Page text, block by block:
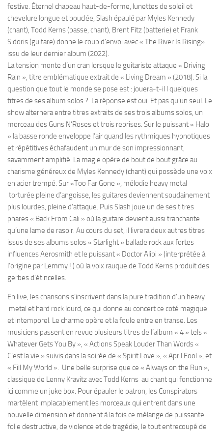
festive. Éternel chapeau haut-de-forme, lunettes de soleil et
chevelure longue et bouclée, Slash épaulé par Myles Kennedy
(chant), Todd Kerns (basse, chant), Brent Fitz (batterie) et Frank
Sidoris (guitare) donne le coup d’envoi avec « The River Is Rising»
issu de leur dernier album (2022).
La tension monte d’un cran lorsque le guitariste attaque « Driving
Rain », titre emblématique extrait de « Living Dream » (2018). Si la
question que tout le monde se pose est : jouera-t-il l quelques
titres de ses album solos ? La réponse est oui. Et pas qu’un seul. Le
show alternera entre titres extraits de ses trois albums solos, un
morceau des Guns N’Roses et trois reprises. Sur le puissant « Halo
» la basse ronde enveloppe l’air quand les rythmiques hypnotiques
et répétitives échafaudent un mur de son impressionnant,
savamment amplifié. La magie opère de bout de bout grâce au
charisme généreux de Myles Kennedy (chant) qui possède une voix
en acier trempé. Sur «Too Far Gone », mélodie heavy metal
torturée pleine d’angoisse, les guitares deviennent soudainement
plus lourdes, pleine d’attaque. Puis Slash joue un de ses titres
phares « Back From Cali » où la guitare devient aussi tranchante
qu’une lame de rasoir. Au cours du set, il livrera deux autres titres
issus de ses albums solos « Starlight » ballade rock aux fortes
influences Aerosmith et le puissant « Doctor Alibi » (interprétée à
l’origine par Lemmy ! ) où la voix rauque de Todd Kerns produit des
gerbes d’étincelles.
En live, les chansons s’inscrivent dans la pure tradition d’un heavy
metal et hard rock lourd, ce qui donne au concert ce coté magique
et intemporel. Le charme opère et la foule entre en transe. Les
musiciens passent en revue plusieurs titres de l’album « 4 » tels «
Whatever Gets You By », « Actions Speak Louder Than Words «
C’est la vie » suivis dans la soirée de « Spirit Love », « April Fool », et
« Fill My World ». Une belle surprise que ce « Always on the Run »,
classique de Lenny Kravitz avec Todd Kerns au chant qui fonctionne
ici comme un juke box. Pour épauler le patron, les Conspirators
martèlent implacablement les morceaux qui entrent dans une
nouvelle dimension et donnent à la fois ce mélange de puissante
folie destructive, de violence et de tragédie, le tout entrecoupé de